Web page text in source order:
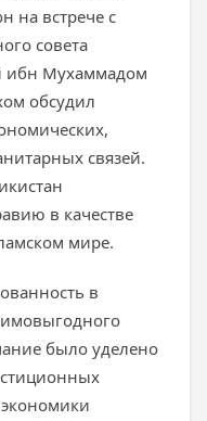
на встрече с
совета
ибн Мухаммадом
обсудил
связей.
в качестве
мире.
в
было уделено